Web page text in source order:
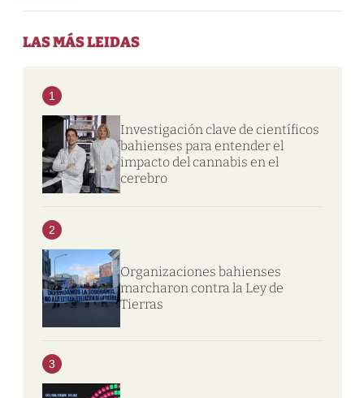
LAS MÁS LEIDAS
1
Investigación clave de científicos
bahienses para entender el
impacto del cannabis en el
cerebro
2
Organizaciones bahienses
marcharon contra la Ley de
Tierras
3